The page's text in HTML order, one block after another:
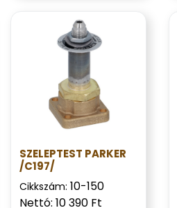
SZELEPTEST PARKER
/C197/
Cikkszám: 10-150
Nettó: 10 390 Ft